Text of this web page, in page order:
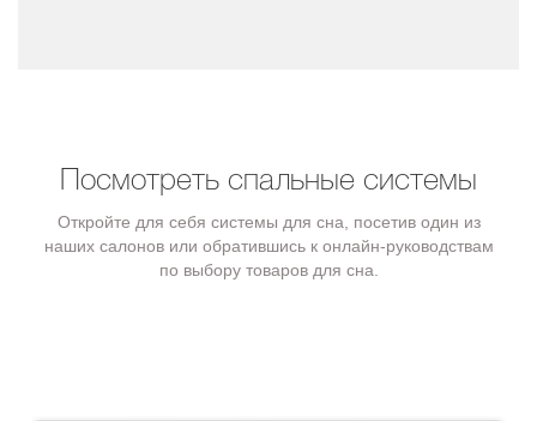
Посмотреть спальные системы
Откройте для себя системы для сна, посетив один из
наших салонов или обратившись к онлайн-руководствам
по выбору товаров для сна.